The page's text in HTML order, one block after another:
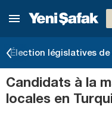
Élection législatives de
Candidats à la
locales en
Bursa
Çorum
Denizli